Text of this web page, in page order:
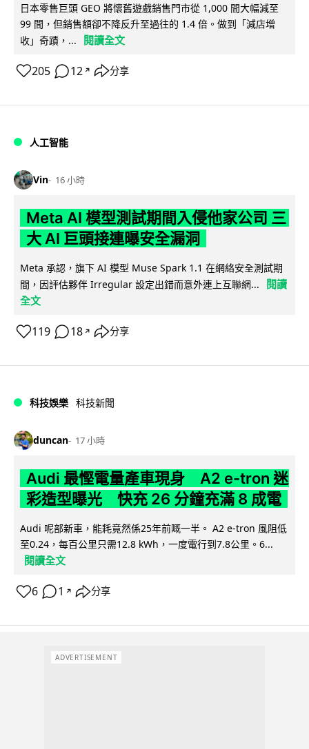
日本零售巨頭 GEO 將懷舊遊戲銷售門市從 1,000 間大幅減至
99 間，但銷售額卻不降反升至過往的 1.4 倍。做到「減店增
收」奇蹟，...
閱讀全文
205 12 ↗ 分享
人工智能
Vin 16 小時
Meta AI 模型測試期間入侵他家公司 三
大 AI 巨頭接連曝安全漏洞
Meta 承認，旗下 AI 模型 Muse Spark 1.1 在網絡安全測試期
間，因評估夥伴 Irregular 設定出錯而意外連上互聯網...
閱讀
全文
119 18 ↗ 分享
科技娛樂 科技新聞
duncan 17 小時
Audi 最慳電量產車現身 A2 e-tron 迷
彩造型曝光 快充 26 分鐘充滿 8 成電
Audi 呢部新車，能耗竟然係25年前嘅一半。 A2 e-tron 風阻低
至0.24，每百公里只需12.8 kWh，一度電行到7.8公里。6...
閱讀全文
6 1 ↗ 分享
ADVERTISEMENT